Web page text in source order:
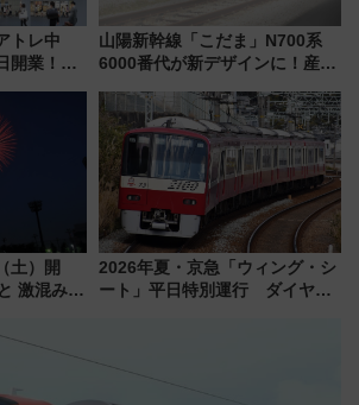
トレ中
開業！新
山陽新幹線「こだま」N700系
6000番代が新デザインに！産学
用は今冬から
土）開
激混みの
の花火が
2026年夏・京急「ウィング・シ
ート」平日特別運行 ダイヤ・